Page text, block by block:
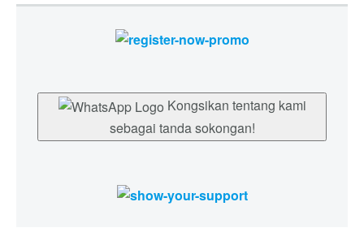
sebagai tanda sokongan!